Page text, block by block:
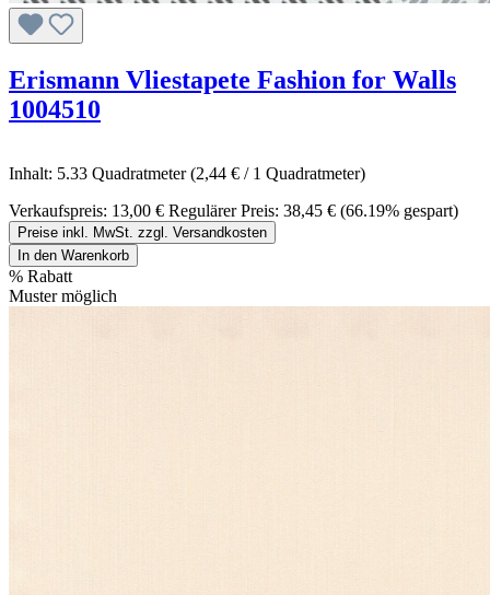
Erismann Vliestapete Fashion for Walls
1004510
Inhalt: 5.33 Quadratmeter(2,44 € / 1 Quadratmeter)
Verkaufspreis: 13,00 € Regulärer Preis: 38,45 € (66.19% gespart)
Preise inkl. MwSt. zzgl. Versandkosten
In den Warenkorb
% Rabatt
Muster möglich